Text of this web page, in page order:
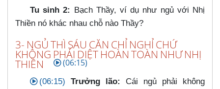
Tu sinh 2: Bạch Thầy, ví dụ như ngủ với Nhị
Thiền nó khác nhau chỗ nào Thầy?
3- NGỦ THÌ SÁU CĂN CHỈ NGHỈ CHỨ
KHÔNG PHẢI DIỆT HOÀN TOÀN NHƯ NHỊ
THIỀN (06:15)
(06:15) Trưởng lão:
Cái ngủ phải không